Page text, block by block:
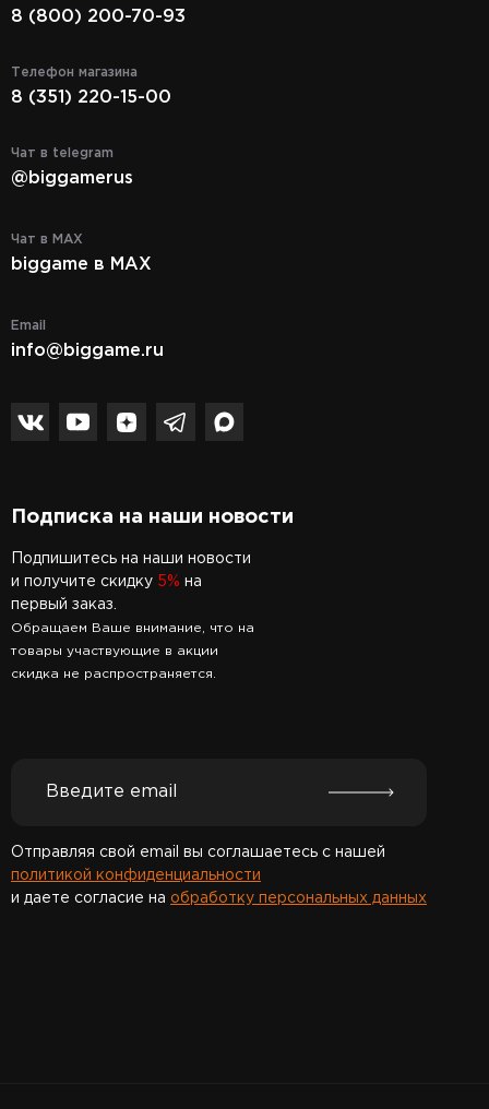
8 (800) 200-70-93
Телефон магазина
8 (351) 220-15-00
Чат в telegram
@biggamerus
Чат в MAX
biggame в MAX
Email
info@biggame.ru
Подписка на наши новости
Подпишитесь на наши новости
и получите скидку 5% на
первый заказ.
Обращаем Ваше внимание, что на
товары участвующие в акции
скидка не распространяется.
Отправляя свой email вы соглашаетесь с нашей
политикой конфиденциальности
и даете согласие на обработку персональных данных